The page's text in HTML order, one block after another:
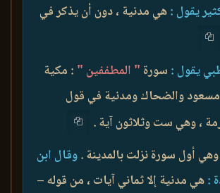
يقول :هي مدنية ، دون أن يذكر في
يقول : سورة " المطففين " : مكية
والضحاك ومدنية في قول
، وهي ست وثلاثون آية .
وهي أول سورة نزلت بالمدينة .وقال ابن
:هي مدنية إلا ثماني آيات ، من قوله –